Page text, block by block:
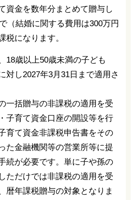
資金を数年分まとめて贈与し
（結婚に関する費用は300万円
税になります。
18歳以上50歳未満の子ども
対し2027年3月31日まで適用さ
一括贈与の非課税の適用を受
子育て資金口座の開設等を行
育て資金非課税申告書をその
た金融機関等の営業所等に提
続が必要です。単に子や孫の
ただけでは非課税の適用を受
暦年課税贈与の対象となりま